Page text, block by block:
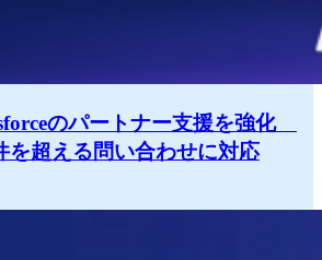
のパートナー支援を強化
を超える問い合わせに対応